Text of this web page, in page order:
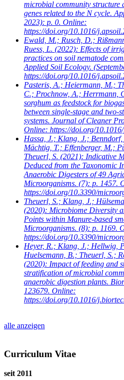
microbial community structure
genes related to the N cycle.
2023): p. 0. Online:
https://doi.org/10.1016/
Ewald, M.; Rusch, D.;
Ruess, L. (2022): Effects of
practices on soil nematode
Applied Soil Ecology.
https://doi.org/10.1016/
Pasteris, A.; Heiermann, M.;
C.; Prochnow, A.; Herrmann,
sorghum as feedstock for
between single-stage and two-
systems. Journal of Cleaner
Online: https://doi.org/
Hassa, J.; Klang, J.;
Mächtig, T.; Effenberger, M.;
Theuerl, S. (2021): Indicative
Deduced from the Taxonomic
Anaerobic Digesters of 49
Microorganisms. (7): p. 1457.
https://doi.org/10.3390/
Theuerl, S.; Klang, J.;
(2020): Microbiome Diversity
Points within Manure-based
Microorganisms. (8): p. 1169.
https://doi.org/10.3390/
Heyer, R.; Klang, J.; Hellwig,
Huelsemann, B.; Theuerl, S.;
(2020): Impact of feeding and
stratification of microbial
anaerobic digestion plants.
123679. Online:
https://doi.org/10.1016/
alle anzeigen
Curriculum Vitae
seit 2011